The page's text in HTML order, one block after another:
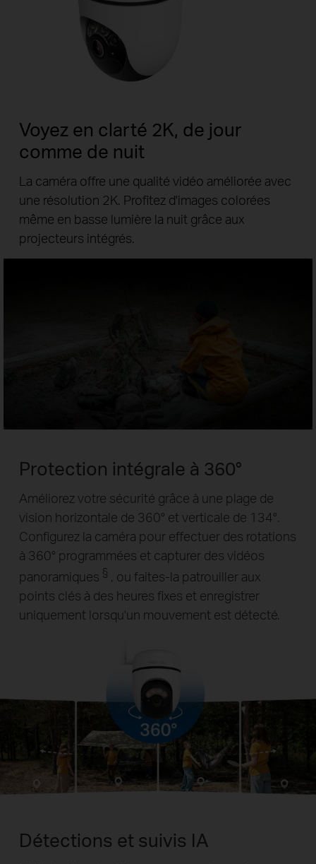
Voyez en clarté 2K, de jour
comme de nuit
La caméra offre une qualité vidéo améliorée avec
une résolution 2K. Profitez d'images colorées
même en basse lumière la nuit grâce aux
projecteurs intégrés.
Protection intégrale à 360°
Améliorez votre sécurité grâce à une plage de
vision horizontale de 360° et verticale de 134°.
Configurez la caméra pour effectuer des rotations
à 360° programmées et capturer des vidéos
panoramiques § , ou faites-la patrouiller aux
points clés à des heures fixes et enregistrer
uniquement lorsqu'un mouvement est détecté.
Détections et suivis IA